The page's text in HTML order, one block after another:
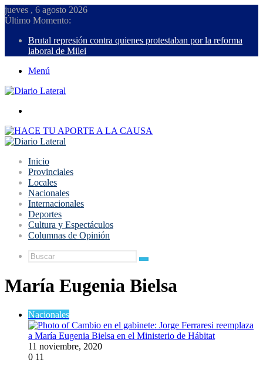
jueves , 6 agosto 2026
Último Momento:
Brutal represión contra quienes protestaban por la reforma
laboral de Milei
Menú
Inicio
Provinciales
Locales
Nacionales
Internacionales
Deportes
Cultura y Espectáculos
Columnas de Opinión
Buscar
María Eugenia Bielsa
Nacionales
11 noviembre, 2020
0 11